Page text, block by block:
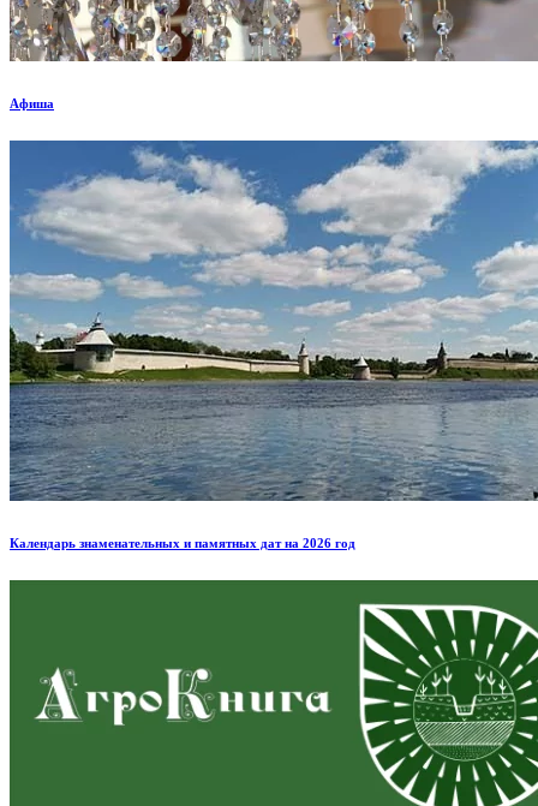
Афиша
Календарь знаменательных и памятных дат на 2026 год